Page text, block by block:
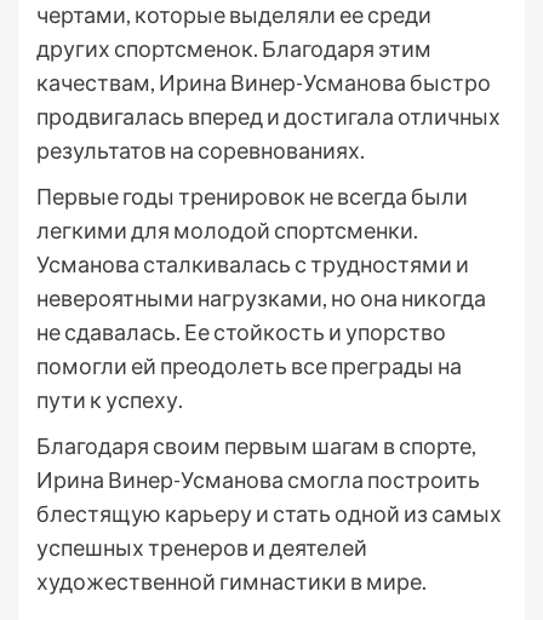
чертами, которые выделяли ее среди
других спортсменок. Благодаря этим
качествам, Ирина Винер-Усманова быстро
продвигалась вперед и достигала отличных
результатов на соревнованиях.
Первые годы тренировок не всегда были
легкими для молодой спортсменки.
Усманова сталкивалась с трудностями и
невероятными нагрузками, но она никогда
не сдавалась. Ее стойкость и упорство
помогли ей преодолеть все преграды на
пути к успеху.
Благодаря своим первым шагам в спорте,
Ирина Винер-Усманова смогла построить
блестящую карьеру и стать одной из самых
успешных тренеров и деятелей
художественной гимнастики в мире.